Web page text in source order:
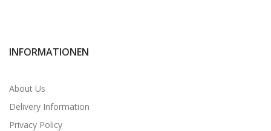
INFORMATIONEN
About Us
Delivery Information
Privacy Policy